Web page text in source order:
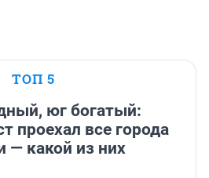
ТОП 5
юг богатый:
проехал все города
— какой из них